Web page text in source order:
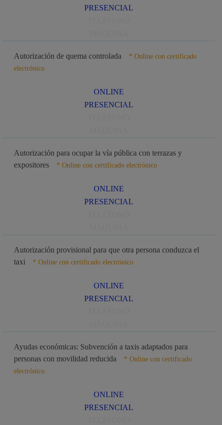
PRESENCIAL
Autorización de quema controlada
* Online con certificado
electrónico
ONLINE
PRESENCIAL
Autorización para ocupar la vía pública con terrazas y
expositores
* Online con certificado electrónico
ONLINE
PRESENCIAL
Autorización provisional para que otra persona conduzca el
taxi
* Online con certificado electrónico
ONLINE
PRESENCIAL
Ayudas económicas: Subvención a taxis adaptados para
personas con movilidad reducida
* Online con certificado
electrónico
ONLINE
PRESENCIAL